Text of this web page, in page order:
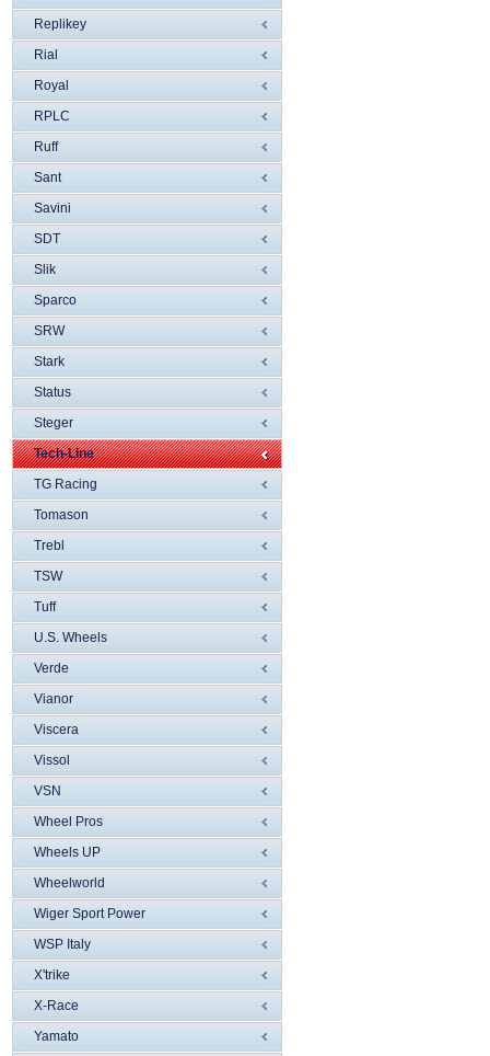
Replikey
Rial
Royal
RPLC
Ruff
Sant
Savini
SDT
Slik
Sparco
SRW
Stark
Status
Steger
Tech-Line
TG Racing
Tomason
Trebl
TSW
Tuff
U.S. Wheels
Verde
Vianor
Viscera
Vissol
VSN
Wheel Pros
Wheels UP
Wheelworld
Wiger Sport Power
WSP Italy
X'trike
X-Race
Yamato